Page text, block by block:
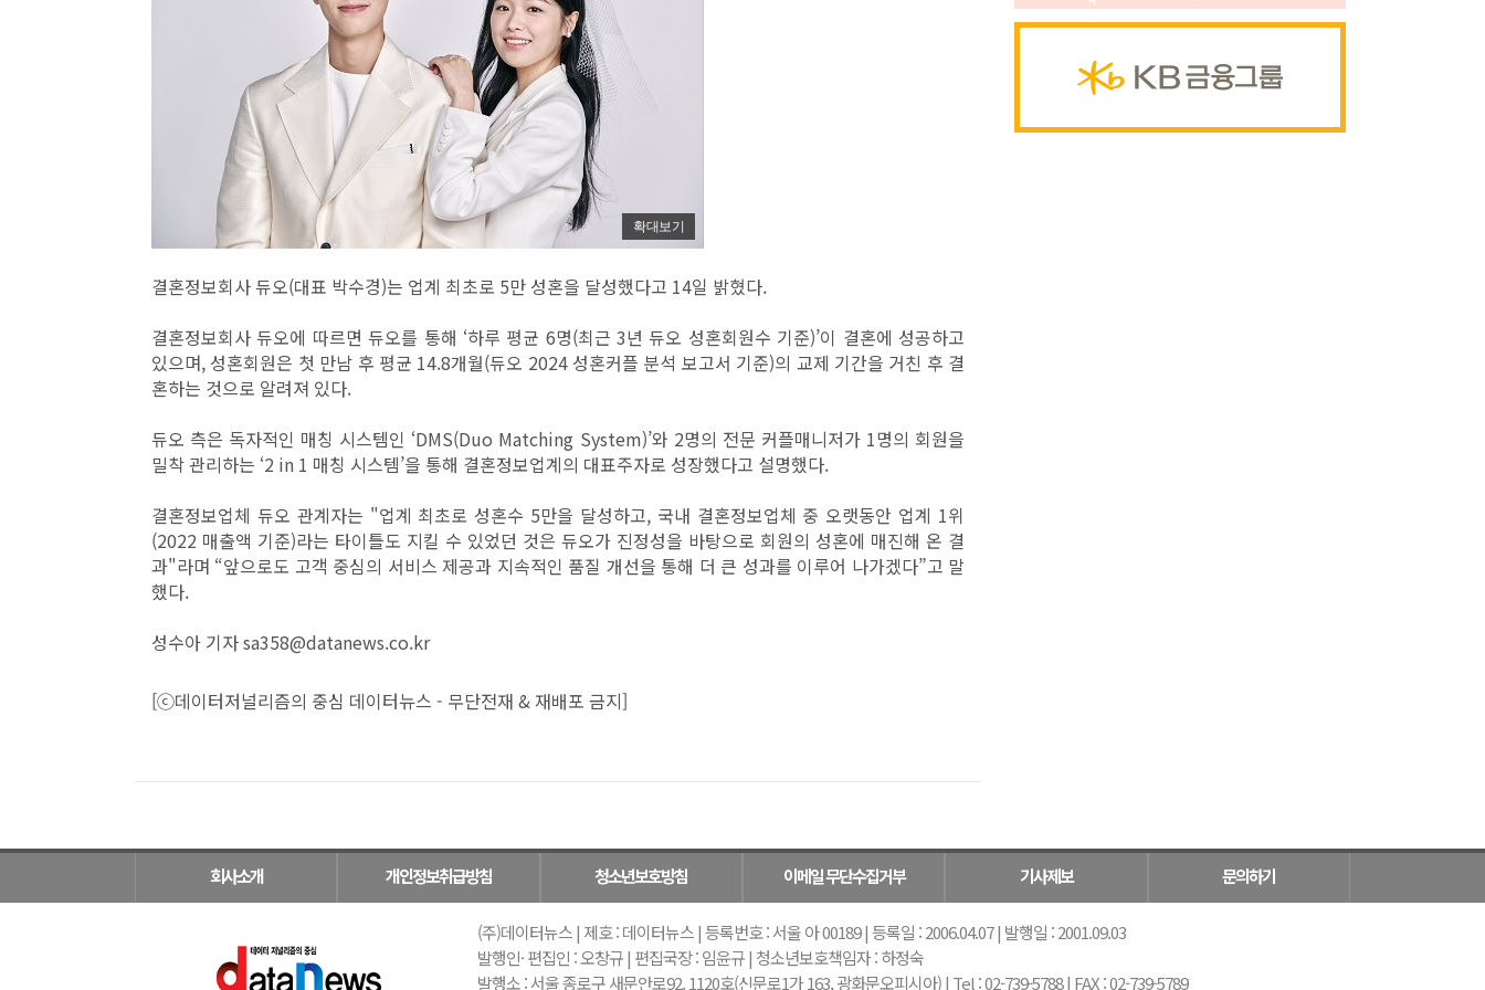
확대보기
결혼정보회사 듀오(대표 박수경)는 업계 최초로 5만 성혼을 달성했다고 14일 밝혔다.
결혼정보회사 듀오에 따르면 듀오를 통해 ‘하루 평균 6명(최근 3년 듀오 성혼회원수 기준)’이 결혼에 성공하고
있으며, 성혼회원은 첫 만남 후 평균 14.8개월(듀오 2024 성혼커플 분석 보고서 기준)의 교제 기간을 거친 후 결
혼하는 것으로 알려져 있다.
듀오 측은 독자적인 매칭 시스템인 ‘DMS(Duo Matching System)’와 2명의 전문 커플매니저가 1명의 회원을
밀착 관리하는 ‘2 in 1 매칭 시스템’을 통해 결혼정보업계의 대표주자로 성장했다고 설명했다.
결혼정보업체 듀오 관계자는 "업계 최초로 성혼수 5만을 달성하고, 국내 결혼정보업체 중 오랫동안 업계 1위
(2022 매출액 기준)라는 타이틀도 지킬 수 있었던 것은 듀오가 진정성을 바탕으로 회원의 성혼에 매진해 온 결
과"라며 “앞으로도 고객 중심의 서비스 제공과 지속적인 품질 개선을 통해 더 큰 성과를 이루어 나가겠다”고 말
했다.
성수아 기자 sa358@datanews.co.kr
[ⓒ데이터저널리즘의 중심 데이터뉴스 - 무단전재 & 재배포 금지]
회사소개 개인정보취급방침 청소년보호방침 이메일 무단수집거부 기사제보 문의하기
(주)데이터뉴스 | 제호 : 데이터뉴스 | 등록번호 : 서울 아 00189 | 등록일 : 2006.04.07 | 발행일 : 2001.09.03
발행인· 편집인 : 오창규 | 편집국장 : 임윤규 | 청소년보호책임자 : 하정숙
발행소 : 서울 종로구 새문안로92. 1120호(신문로1가 163, 광화문오피시아) | Tel : 02-739-5788 | FAX : 02-739-5789